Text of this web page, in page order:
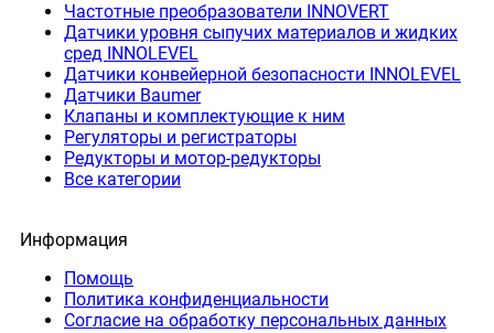
Частотные преобразователи INNOVERT
Датчики уровня сыпучих материалов и жидких
сред INNOLEVEL
Датчики конвейерной безопасности INNOLEVEL
Датчики Baumer
Клапаны и комплектующие к ним
Регуляторы и регистраторы
Редукторы и мотор-редукторы
Все категории
Информация
Помощь
Политика конфиденциальности
Согласие на обработку персональных данных